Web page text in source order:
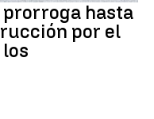
prorroga hasta
por el